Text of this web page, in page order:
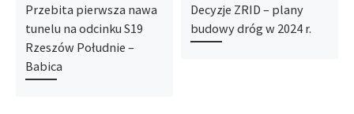
Przebita pierwsza nawa
tunelu na odcinku S19
Rzeszów Południe –
Babica
Decyzje ZRID – plany
budowy dróg w 2024 r.